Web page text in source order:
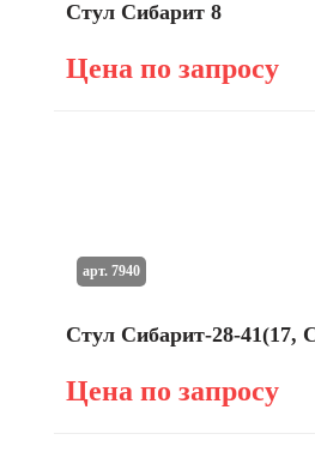
Стул Сибарит 8
Цена по запросу
Стул Сибарит-28-
Цена по запросу
арт. 7940